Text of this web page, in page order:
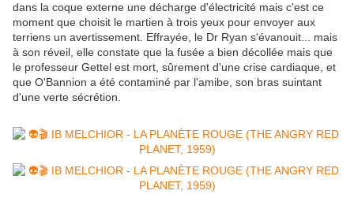
dans la coque externe une décharge d'électricité mais c'est ce
moment que choisit le martien à trois yeux pour envoyer aux
terriens un avertissement. Effrayée, le Dr Ryan s'évanouit... mais
à son réveil, elle constate que la fusée a bien décollée mais que
le professeur Gettel est mort, sûrement d'une crise cardiaque, et
que O'Bannion a été contaminé par l'amibe, son bras suintant
d'une verte sécrétion.